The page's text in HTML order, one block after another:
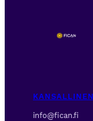
info@fican.fi